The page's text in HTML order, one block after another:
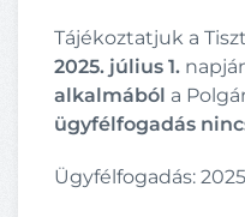
Tájékoztatjuk a
2025. július 1.
alkalmából a
ügyfélfogadás
Ügyfélfogadás: